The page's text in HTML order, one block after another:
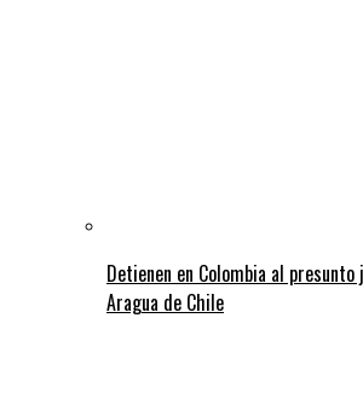
Detienen en Colombia al
Aragua de Chile